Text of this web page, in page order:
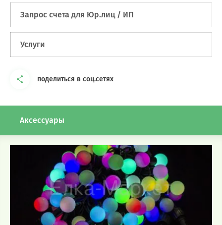
Запрос счета для Юр.лиц / ИП
Услуги
поделиться в соц.сетях
Аксессуары